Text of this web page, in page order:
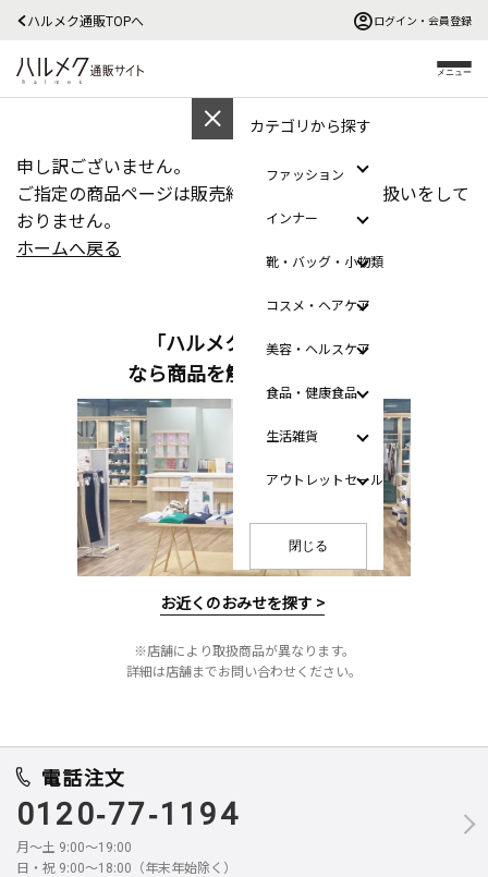
ハルメク通販TOPへ ログイン・会員登録
メニュー
カテゴリから探す
ファッション
インナー
靴・バッグ・小物類
コスメ・ヘアケア
美容・ヘルスケア
食品・健康食品
生活雑貨
アウトレットセール
閉じる
申し訳ございません。
ご指定の商品ページは販売終了か、ただ今お取扱いをして
おりません。
ホームへ戻る
「ハルメクのおみせ」
なら商品を触って選べます
お近くのおみせを探す >
※店舗により取扱商品が異なります。
詳細は店舗までお問い合わせください。
電話注文
0120-77-1194
月～土 9:00～19:00
日・祝 9:00～18:00（年末年始除く）